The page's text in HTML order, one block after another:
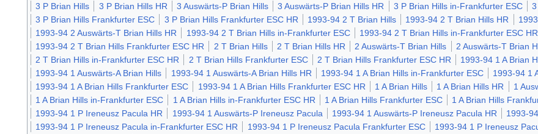
3 P Brian Hills
3 P Brian Hills HR 3 Auswärts-P Brian Hills 3 Auswärts-P Brian Hills HR 3 P Brian Hills in-Frankfurter ESC
3 P Brian Hills Frankfurter ESC
3 P Brian Hills Frankfurter ESC HR 1993-94 2 T Brian Hills 1993-94 2 T Brian Hills HR
1993-94 2 Auswärts-T Brian Hills HR
1993-94 2 T Brian Hills in-Frankfurter ESC 1993-94 2 T Brian Hills in-Frankfurter ESC HR
1993-94 2 T Brian Hills Frankfurter ESC HR
2 T Brian Hills 2 T Brian Hills HR 2 Auswärts-T Brian Hills 2 Auswärts-T Brian
2 T Brian Hills in-Frankfurter ESC HR
2 T Brian Hills Frankfurter ESC 2 T Brian Hills Frankfurter ESC HR 1993-94 1 A Brian
1993-94 1 Auswärts-A Brian Hills
1993-94 1 Auswärts-A Brian Hills HR 1993-94 1 A Brian Hills in-Frankfurter ESC
1993-94 1
1993-94 1 A Brian Hills Frankfurter ESC
1993-94 1 A Brian Hills Frankfurter ESC HR 1 A Brian Hills 1 A Brian Hills HR 1
1 A Brian Hills in-Frankfurter ESC
1 A Brian Hills in-Frankfurter ESC HR 1 A Brian Hills Frankfurter ESC 1 A Brian Hills
1993-94 1 P Ireneusz Pacula HR
1993-94 1 Auswärts-P Ireneusz Pacula 1993-94 1 Auswärts-P Ireneusz Pacula HR
1993-
1993-94 1 P Ireneusz Pacula in-Frankfurter ESC HR
1993-94 1 P Ireneusz Pacula Frankfurter ESC 1993-94 1 P Ireneusz